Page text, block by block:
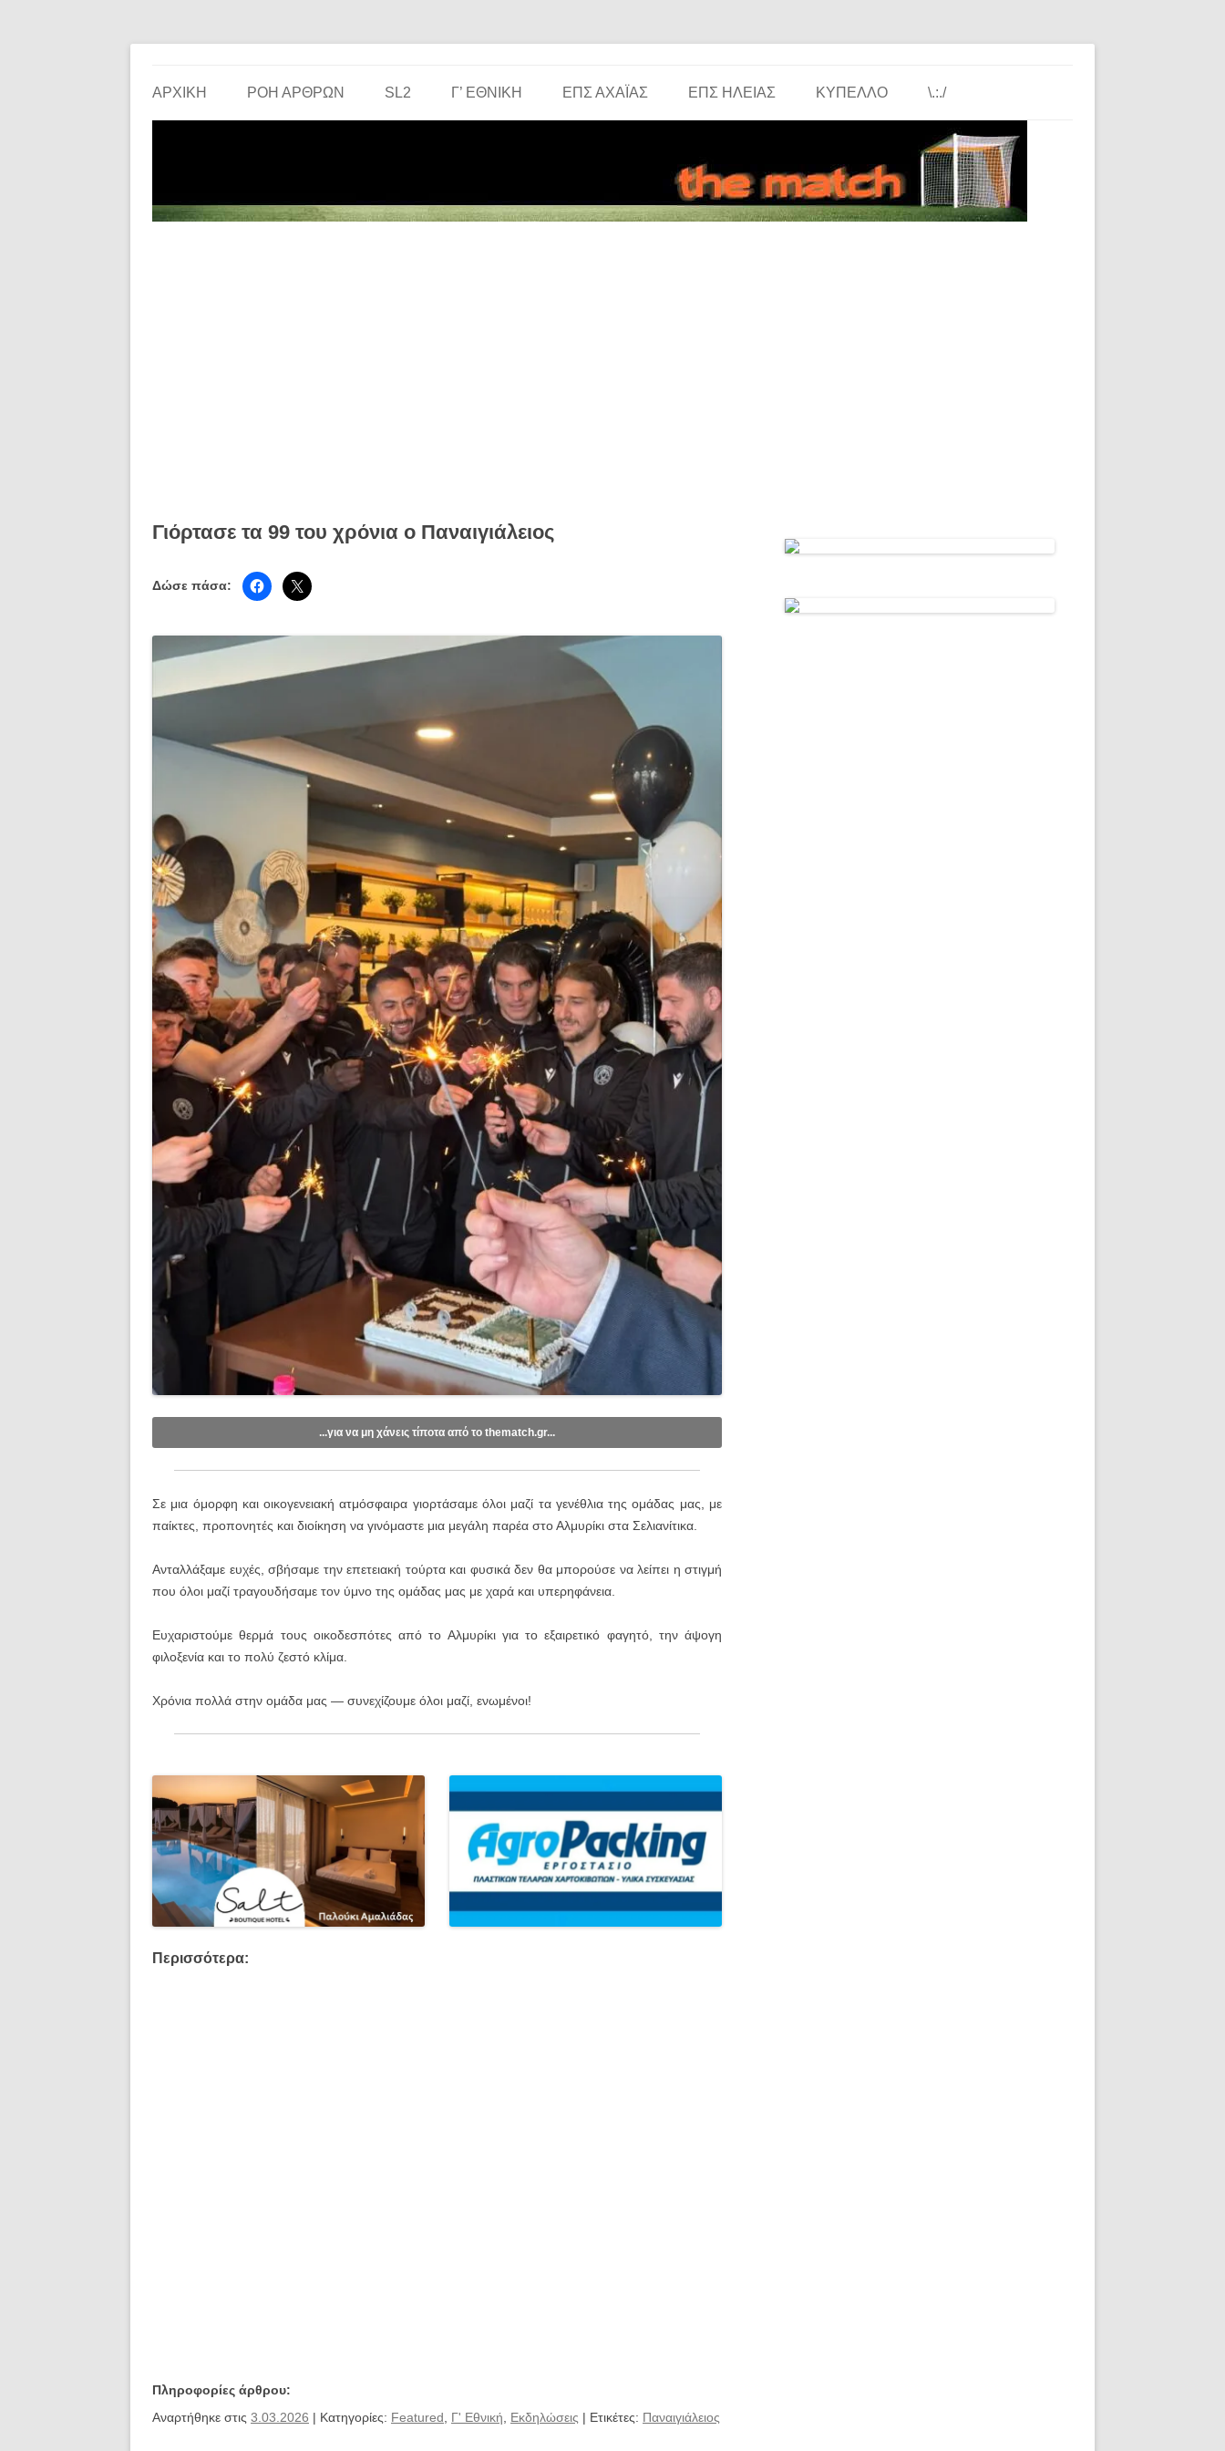
ΑΡΧΙΚΗ ΡΟΗ ΑΡΘΡΩΝ SL2 Γ’ ΕΘΝΙΚΉ ΕΠΣ ΑΧΑΪ́ΑΣ ΕΠΣ ΗΛΕΊΑΣ ΚΎΠΕΛΛΟ \.:./
Γιόρτασε τα 99 του χρόνια ο Παναιγιάλειος
Δώσε πάσα:
...για να μη χάνεις τίποτα από το thematch.gr...
Εγγραφείτε στο κανάλι μας στοYoutube.
Εγγραφείτε στις ενημερώσεις μέσω email (1 email/ημέρα):
Σε μια όμορφη και οικογενειακή ατμόσφαιρα γιορτάσαμε όλοι μαζί τα γενέθλια της ομάδας μας, με
παίκτες, προπονητές και διοίκηση να γινόμαστε μια μεγάλη παρέα στο Αλμυρίκι στα Σελιανίτικα.
Ανταλλάξαμε ευχές, σβήσαμε την επετειακή τούρτα και φυσικά δεν θα μπορούσε να λείπει η στιγμή
που όλοι μαζί τραγουδήσαμε τον ύμνο της ομάδας μας με χαρά και υπερηφάνεια.
Ευχαριστούμε θερμά τους οικοδεσπότες από το Αλμυρίκι για το εξαιρετικό φαγητό, την άψογη
φιλοξενία και το πολύ ζεστό κλίμα.
Χρόνια πολλά στην ομάδα μας — συνεχίζουμε όλοι μαζί, ενωμένοι!
Περισσότερα:
Πληροφορίες άρθρου:
Αναρτήθηκε στις 3.03.2026 | Κατηγορίες: Featured, Γ' Εθνική, Εκδηλώσεις | Ετικέτες: Παναιγιάλειος